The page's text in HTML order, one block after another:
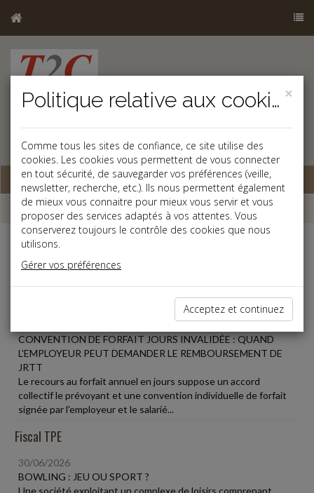
Base documentaire
Dépêches
Liste des dernières dépêches
CONVENTION DE FORFAIT JOURS INVALIDÉE : QUAND
L'EMPLOYEUR PEUT DEMANDER LE REMBOURSEMENT DE
JRTT
Le recours au forfait annuel en jours suppose un accord
collectif le prévoyant et une convention individuelle de forfait
signée par l'employeur et le salarié...
Fiscal TPE
30/06/2026
BOWLING : JEU OU SPORT ?
Une société exploitant un complexe de loisirs comprenant
×
Politique relative aux cookies
Comme tous les sites de confiance, ce site utilise des
cookies. Les cookies vous permettent de vous connecter
en tout sécurité, de sauvegarder vos préférences (veille,
newsletter, recherche, etc.). Ils nous permettent également
de mieux vous connaitre pour mieux vous servir et vous
proposer des services adaptés à vos attentes. Vous
conserverez toujours le contrôle des cookies que nous
utilisons.
Gérer vos préférences
Acceptez et continuez